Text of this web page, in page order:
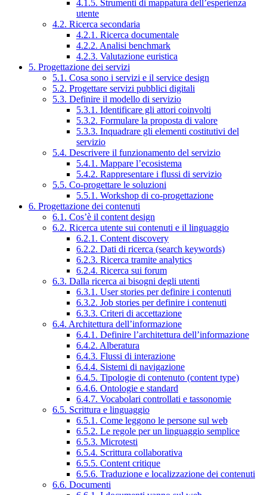
4.1.5. Strumenti di mappatura dell’esperienza
utente
4.2. Ricerca secondaria
4.2.1. Ricerca documentale
4.2.2. Analisi benchmark
4.2.3. Valutazione euristica
5. Progettazione dei servizi
5.1. Cosa sono i servizi e il service design
5.2. Progettare servizi pubblici digitali
5.3. Definire il modello di servizio
5.3.1. Identificare gli attori coinvolti
5.3.2. Formulare la proposta di valore
5.3.3. Inquadrare gli elementi costitutivi del
servizio
5.4. Descrivere il funzionamento del servizio
5.4.1. Mappare l’ecosistema
5.4.2. Rappresentare i flussi di servizio
5.5. Co-progettare le soluzioni
5.5.1. Workshop di co-progettazione
6. Progettazione dei contenuti
6.1. Cos’è il content design
6.2. Ricerca utente sui contenuti e il linguaggio
6.2.1. Content discovery
6.2.2. Dati di ricerca (search keywords)
6.2.3. Ricerca tramite analytics
6.2.4. Ricerca sui forum
6.3. Dalla ricerca ai bisogni degli utenti
6.3.1. User stories per definire i contenuti
6.3.2. Job stories per definire i contenuti
6.3.3. Criteri di accettazione
6.4. Architettura dell’informazione
6.4.1. Definire l’architettura dell’informazione
6.4.2. Alberatura
6.4.3. Flussi di interazione
6.4.4. Sistemi di navigazione
6.4.5. Tipologie di contenuto (content type)
6.4.6. Ontologie e standard
6.4.7. Vocabolari controllati e tassonomie
6.5. Scrittura e linguaggio
6.5.1. Come leggono le persone sul web
6.5.2. Le regole per un linguaggio semplice
6.5.3. Microtesti
6.5.4. Scrittura collaborativa
6.5.5. Content critique
6.5.6. Traduzione e localizzazione dei contenuti
6.6. Documenti